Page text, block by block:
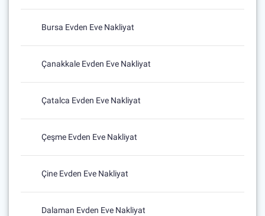
Bursa Evden Eve Nakliyat
Çanakkale Evden Eve Nakliyat
Çatalca Evden Eve Nakliyat
Çeşme Evden Eve Nakliyat
Çine Evden Eve Nakliyat
Dalaman Evden Eve Nakliyat